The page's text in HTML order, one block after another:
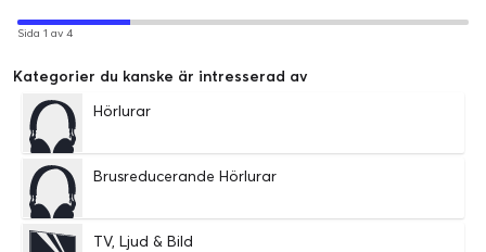
Sida 1 av 4
Kategorier du kanske är intresserad av
Hörlurar
Brusreducerande Hörlurar
TV, Ljud & Bild